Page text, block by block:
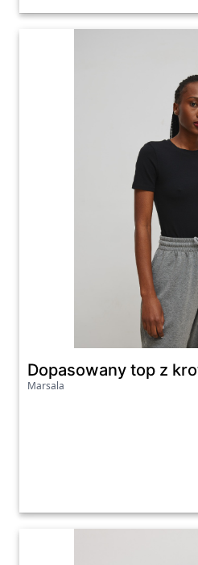
Dopasowany top z
Marsala